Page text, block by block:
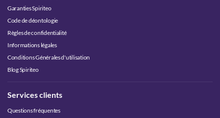
Garanties Spiriteo
Code de déontologie
Règles de confidentialité
Informations légales
Conditions Générales d'utilisation
Blog Spiriteo
Services clients
Questions fréquentes